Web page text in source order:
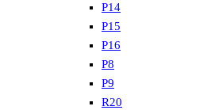
P14
P15
P16
P8
P9
R20